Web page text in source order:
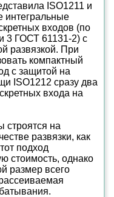
ISO1211 и
интегральные
входов (по
3 ГОСТ 61131-2) с
развязкой. При
компактный
с защитой на
ISO1212 сразу два
входа на
строятся на
развязки, как
подход
стоимость, однако
размер всего